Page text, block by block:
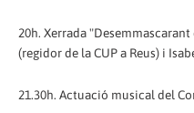
20h. Xerrada
(regidor de la CUP a Reus) i
21.30h. Actuació musical del